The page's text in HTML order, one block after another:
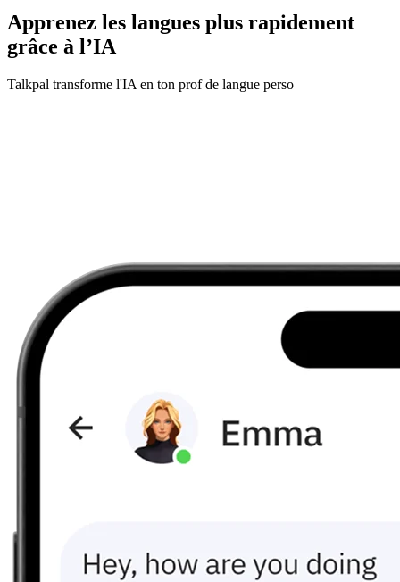
Apprenez les langues plus rapidement
grâce à l’IA
Talkpal transforme l'IA en ton prof de langue perso